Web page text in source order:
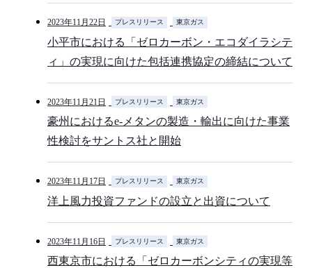
2023年11月22日 プレスリリース 東京ガス
小平市における「ゼロカーボン・エコダイラシテ
ィ」の実現に向けた包括連携協定の締結について
2023年11月21日 プレスリリース 東京ガス
豪州におけるe-メタンの製造・輸出に向けた事業
性検討をサントス社と開始
2023年11月17日 プレスリリース 東京ガス
洋上風力投資ファンドの設立と出資について
2023年11月16日 プレスリリース 東京ガス
西東京市における「ゼロカーボンシティの実現等